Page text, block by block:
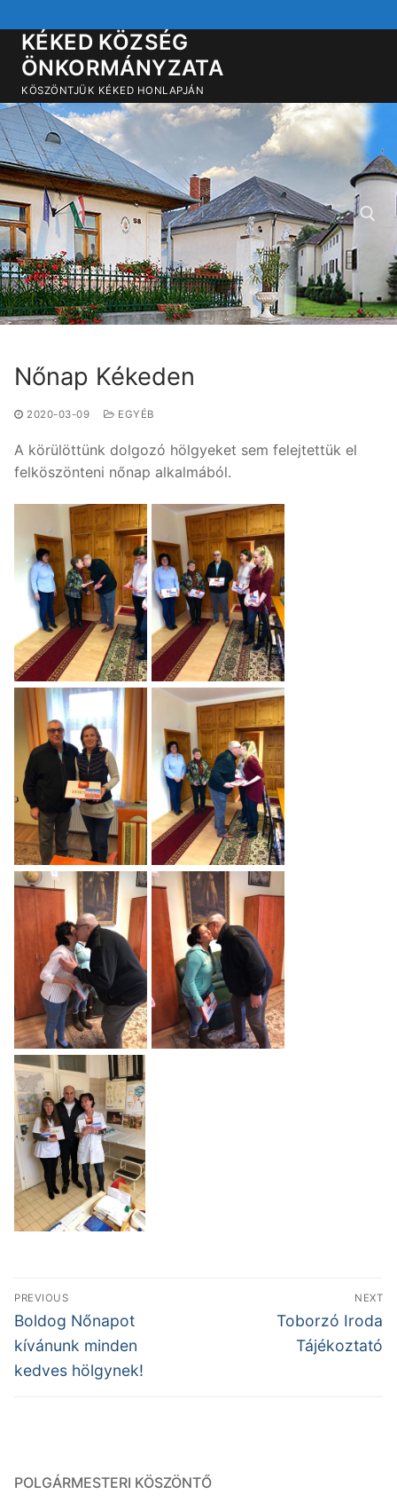
a
tartalomra
KÉKED KÖZSÉG
ÖNKORMÁNYZATA
KÖSZÖNTJÜK KÉKED HONLAPJÁN
Keresése:
Nőnap Kékeden
2020-03-09 EGYÉB
A körülöttünk dolgozó hölgyeket sem felejtettük el
felköszönteni nőnap alkalmából.
Bejegyzés
navigáció
PREVIOUS
Previous
post:
Boldog Nőnapot
kívánunk minden
kedves hölgynek!
NEXT
Next
post:
Toborzó Iroda
Tájékoztató
POLGÁRMESTERI KÖSZÖNTŐ